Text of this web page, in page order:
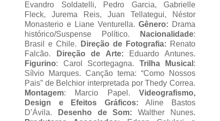
Evandro Soldatelli, Pedro Garcia, Gabrielle
Fleck, Jurema Reis, Juan Tellategui, Néstor
Monasterio e Liane Venturella. Gênero: Drama
histórico/Suspense Político.
Nacionalidade:
Brasil e Chile.
Direção de Fotografia: Renato
Falcão.
Direção de Arte: Eduardo Antunes.
Figurino: Carol Scortegagna. Trilha Musical :
Sílvio Marques. Canção tema: “Como Nossos
Pais” de Belchior interpretada por Thedy Correa.
Montagem: Marcio Papel. Videografismo,
Design e Efeitos Gráficos: Aline Bastos
D’Ávila.
Desenho de Som: Walther Nunes.